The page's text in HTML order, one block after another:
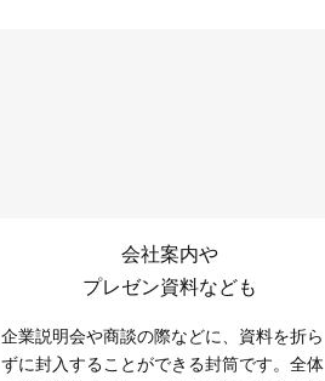
会社案内や
プレゼン資料なども
企業説明会や商談の際などに、資料を折ら
ずに封入することができる封筒です。全体